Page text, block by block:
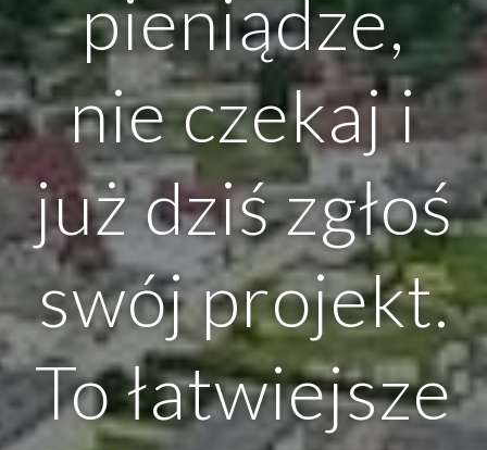
pieniądze,
nie czekaj i
już dziś zgłoś
swój projekt.
To łatwiejsze